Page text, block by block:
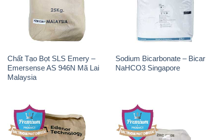
Chất Tạo Bọt SLS Emery –
Emersense AS 946N Mã Lai
Malaysia
Sodium Bicarbonate – Bicar
NaHCO3 Singapore